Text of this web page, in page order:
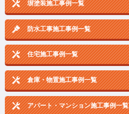
塀塗装施工事例一覧
防水工事施工事例一覧
住宅施工事例一覧
倉庫・物置施工事例一覧
アパート・マンション施工事例一覧